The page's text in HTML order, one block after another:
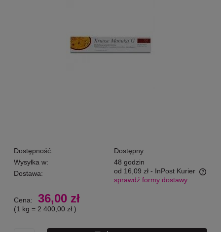
Dostępność:
Dostępny
Wysyłka w:
48 godzin
Dostawa:
od 16,09 zł - InPost Kurier
Cena nie zawiera ewentualnych kosztów płatności
sprawdź formy dostawy
Cena: 36,00 zł
(1 kg = 2 400,00 zł )